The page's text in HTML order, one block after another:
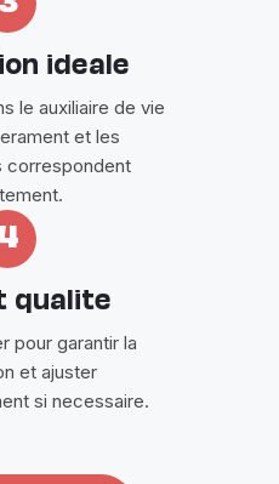
ideale
le auxiliaire de vie
et les
qualite
pour garantir la
et ajuster
si necessaire.